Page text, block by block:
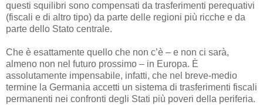
questi squilibri sono compensati da trasferimenti perequativi
(fiscali e di altro tipo) da parte delle regioni più ricche e da
parte dello Stato centrale.
Che è esattamente quello che non c’è – e non ci sarà,
almeno non nel futuro prossimo – in Europa. È
assolutamente impensabile, infatti, che nel breve-medio
termine la Germania accetti un sistema di trasferimenti fiscali
permanenti nei confronti degli Stati più poveri della periferia.